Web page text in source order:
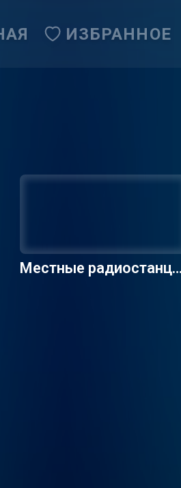
ИЗБРАННОЕ
Местные радиостанци